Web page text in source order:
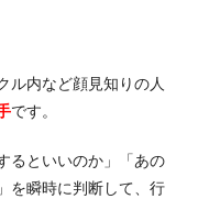
ル内など顔見知りの人
です。
るといいのか」「あの
を瞬時に判断して、行